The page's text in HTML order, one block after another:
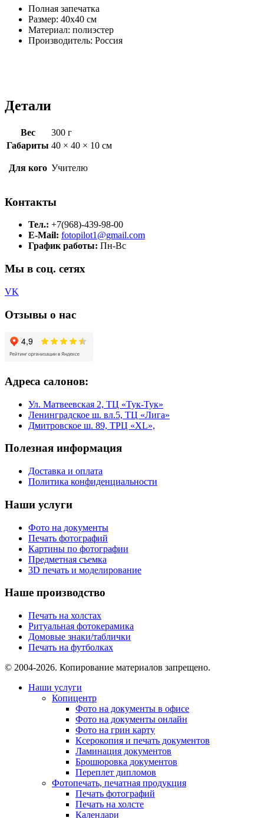
Полная запечатка
Размер: 40х40 см
Материал: полиэстер
Производитель: Россия
Детали
Вес
300 г
Габариты 40 × 40 × 10 см
Для кого Учителю
Контакты
Тел.: +7(968)-439-98-00
E-Mail: fotopilot1@gmail.com
График работы: Пн-Вс
Мы в соц. сетях
VK
Отзывы о нас
Адреса салонов:
Ул. Матвеевская 2, ТЦ «Тук-Тук»
Ленинградское ш. вл.5, ТЦ «Лига»
Дмитровское ш. 89, ТРЦ «XL»,
Полезная информация
Доставка и оплата
Политика конфиденциальности
Наши услуги
Фото на документы
Печать фотографий
Картины по фотографии
Предметная съемка
3D печать и моделирование
Наше производство
Печать на холстах
Ритуальная фотокерамика
Домовые знаки/таблички
Печать на футболках
© 2004-2026. Копирование материалов запрещено.
Наши услуги
Копицентр
Фото на документы в офисе
Фото на документы онлайн
Фото на грин карту
Ксерокопия и печать документов
Ламинация документов
Брошюровка документов
Переплет дипломов
Фотопечать, печатная продукция
Печать фотографий
Печать на холсте
Календари